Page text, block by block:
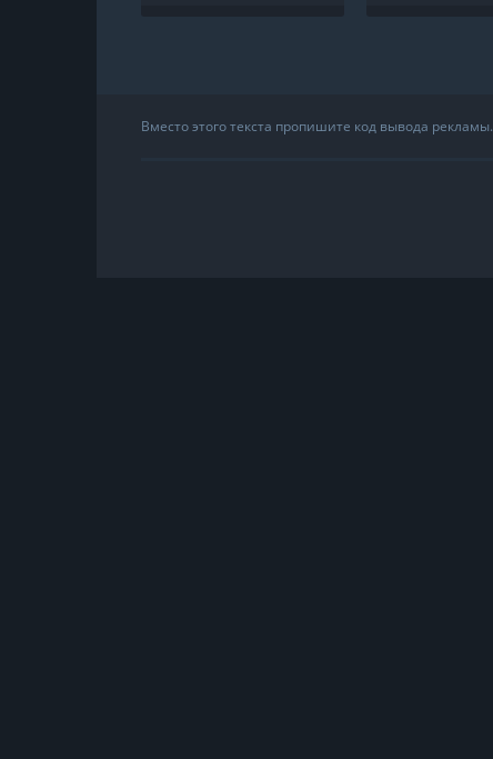
Вместо этого текста пропишите код вывода рекламы.